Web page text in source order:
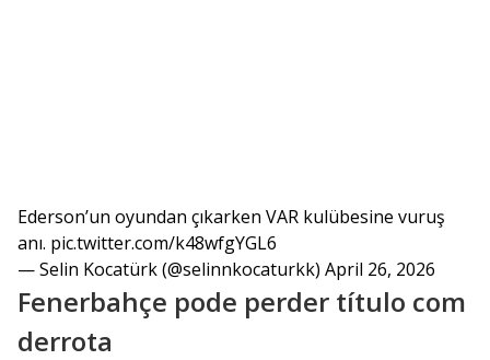
Ederson’un oyundan çıkarken VAR kulübesine vuruş
anı. pic.twitter.com/k48wfgYGL6
— Selin Kocatürk (@selinnkocaturkk) April 26, 2026
Fenerbahçe pode perder título com
derrota